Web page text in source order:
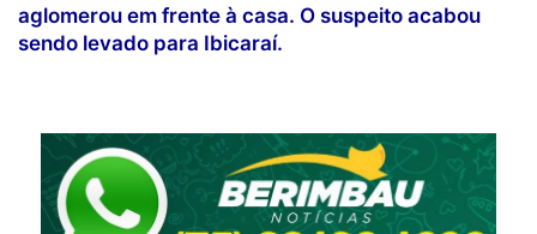
aglomerou em frente à casa. O suspeito acabou
sendo levado para Ibicaraí.